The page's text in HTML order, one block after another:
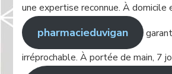
une expertise reconnue. À domicile
pharmacieduvigan
irréprochable. À portée de main, 7